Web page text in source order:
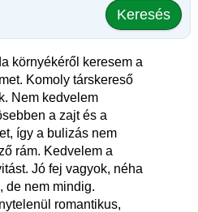
Keresés
környékéről keresem a
Komoly társkereső
Nem kedvelem
a zajt és a
így a bulizás nem
rám. Kedvelem a
Jó fej vagyok, néha
de nem mindig.
romantikus,